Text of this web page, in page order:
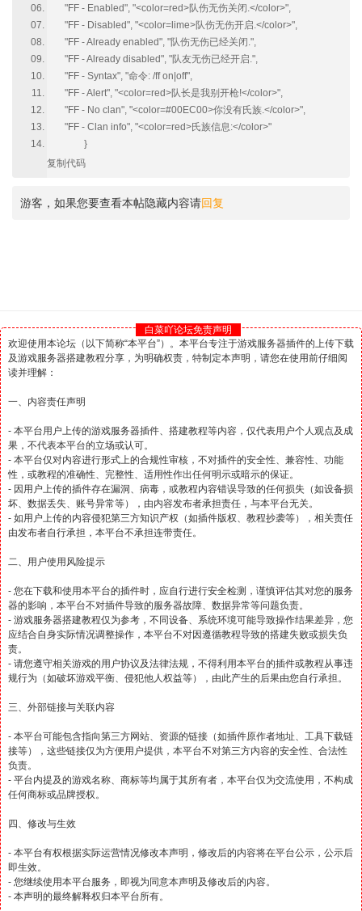
"FF - Enabled", "<color=red>队伤无伤关闭.</color>",
"FF - Disabled", "<color=lime>队伤无伤开启.</color>",
"FF - Already enabled", "队伤无伤已经关闭.",
"FF - Already disabled", "队友无伤已经开启.",
"FF - Syntax", "命令: /ff on|off",
"FF - Alert", "<color=red>队长是我别开枪!</color>",
"FF - No clan", "<color=#00EC00>你没有氏族.</color>",
"FF - Clan info", "<color=red>氏族信息:</color>"
}
复制代码
游客，如果您要查看本帖隐藏内容请回复
白菜吖论坛免责声明
欢迎使用本论坛（以下简称“本平台”）。本平台专注于游戏服务器插件的上传下载
及游戏服务器搭建教程分享，为明确权责，特制定本声明，请您在使用前仔细阅
读并理解：
一、内容责任声明
- 本平台用户上传的游戏服务器插件、搭建教程等内容，仅代表用户个人观点及成
果，不代表本平台的立场或认可。
- 本平台仅对内容进行形式上的合规性审核，不对插件的安全性、兼容性、功能
性，或教程的准确性、完整性、适用性作出任何明示或暗示的保证。
- 因用户上传的插件存在漏洞、病毒，或教程内容错误导致的任何损失（如设备损
坏、数据丢失、账号异常等），由内容发布者承担责任，与本平台无关。
- 如用户上传的内容侵犯第三方知识产权（如插件版权、教程抄袭等），相关责任
由发布者自行承担，本平台不承担连带责任。
二、用户使用风险提示
- 您在下载和使用本平台的插件时，应自行进行安全检测，谨慎评估其对您的服务
器的影响，本平台不对插件导致的服务器故障、数据异常等问题负责。
- 游戏服务器搭建教程仅为参考，不同设备、系统环境可能导致操作结果差异，您
应结合自身实际情况调整操作，本平台不对因遵循教程导致的搭建失败或损失负
责。
- 请您遵守相关游戏的用户协议及法律法规，不得利用本平台的插件或教程从事违
规行为（如破坏游戏平衡、侵犯他人权益等），由此产生的后果由您自行承担。
三、外部链接与关联内容
- 本平台可能包含指向第三方网站、资源的链接（如插件原作者地址、工具下载链
接等），这些链接仅为方便用户提供，本平台不对第三方内容的安全性、合法性
负责。
- 平台内提及的游戏名称、商标等均属于其所有者，本平台仅为交流使用，不构成
任何商标或品牌授权。
四、修改与生效
- 本平台有权根据实际运营情况修改本声明，修改后的内容将在平台公示，公示后
即生效。
- 您继续使用本平台服务，即视为同意本声明及修改后的内容。
- 本声明的最终解释权归本平台所有。